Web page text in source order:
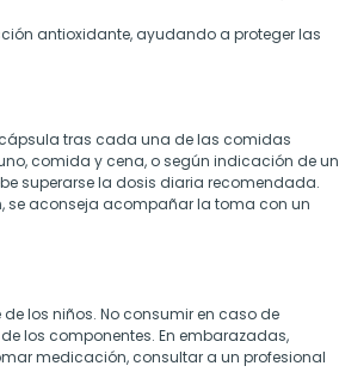
antioxidante, ayudando a proteger las
tras cada una de las comidas
comida y cena, o según indicación de un
superarse la dosis diaria recomendada.
se aconseja acompañar la toma con un
los niños. No consumir en caso de
los componentes. En embarazadas,
medicación, consultar a un profesional